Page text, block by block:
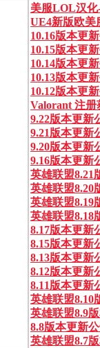
美服LOL汉化
疫 2024/5/25
UE4新版欧美
完毕!
10.16版本更
剑召唤师峡谷
10.15版本更
莉莉娅梦幻登
10.14版本更
地狱火皮肤来
10.13版本更
对皮肤清凉一
10.12版本更
文更新 西部
Valorant 注册
9.22版本更新
害皮肤降临峡
9.21版本更新
来
9.20版本更新
强
9.16版本更新
海克斯新皮肤
英雄联盟8.21
捣蛋！K/DA
英雄联盟8.20
瑞尔登场 驯
英雄联盟8.19
本正式来袭
英雄联盟8.18
8.17版本更新
玉剑传说上线
8.15版本更新
来 泳池派对
8.13版本更新
神王皮肤上线
8.12版本更新
制胜皮肤上线
8.11版本更新
尽之刃改版
英雄联盟8.10
改动 未来战
英雄联盟8.9
蜂提莫来袭
8.8版本更新
能回调
英雄联盟8.7